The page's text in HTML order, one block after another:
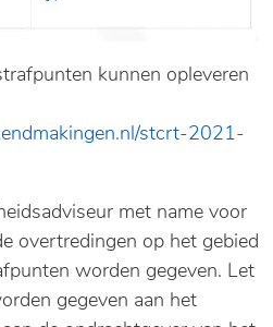
kunnen opleveren
stcrt-2021-
met name voor
overtredingen op het gebied
worden gegeven. Let
gegeven aan het